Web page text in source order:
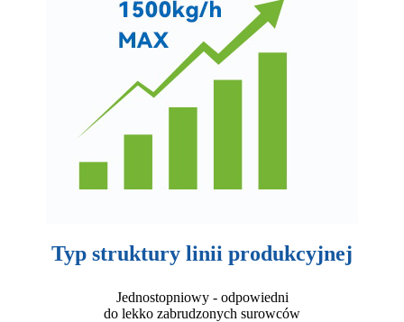
Typ struktury linii produkcyjnej
Jednostopniowy - odpowiedni
do lekko zabrudzonych surowców